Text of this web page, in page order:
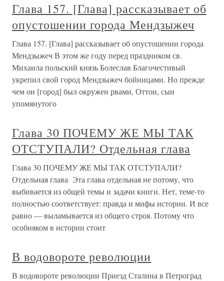
Глава 157. [Глава] рассказывает об
опустошении города Мендзыжеч
Глава 157. [Глава] рассказывает об опустошении города
Мендзыжеч В этом же году перед праздником св.
Михаила поль­ский князь Болеслав Благочестивый
укрепил свой го­род Мендзыжеч бойницами. Но прежде
чем он [город] был окружен рвами, Оттон, сын
упомянутого
Глава 30 ПОЧЕМУ ЖЕ МЫ ТАК
ОТСТУПАЛИ? Отдельная глава
Глава 30 ПОЧЕМУ ЖЕ МЫ ТАК ОТСТУПАЛИ?
Отдельная глава Эта глава отдельная не потому, что
выбивается из общей темы и задачи книги. Нет, теме-то
полностью соответствует: правда и мифы истории. И все
равно — выламывается из общего строя. Потому что
особняком в истории стоит
В водовороте революции
В водовороте революции Приезд Сталина в Петроград